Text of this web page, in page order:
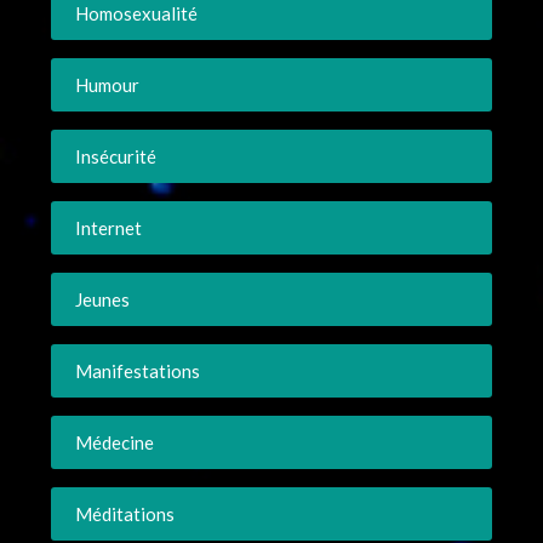
Homosexualité
Humour
Insécurité
Internet
Jeunes
Manifestations
Médecine
Méditations